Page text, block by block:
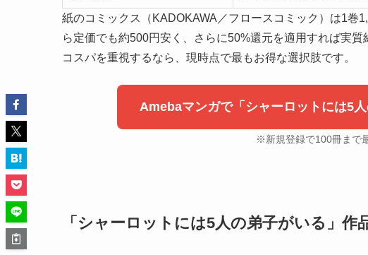
紙のコミックス（KADOKAWA／フロースコミック）は1巻
ら定価でも約500円安く、さらに50%還元を適用すれば実
コスパを重視するなら、現時点で最もお得な選択肢です。
Amebaマンガで「シャーロットには5
※新規登録で100冊まで
「シャーロットには5人の弟子がいる」作